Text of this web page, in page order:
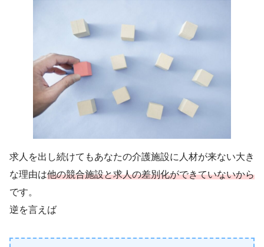
求人を出し続けてもあなたの介護施設に人材が来ない大き
な理由は他の競合施設と求人の差別化ができていないから
です。
逆を言えば